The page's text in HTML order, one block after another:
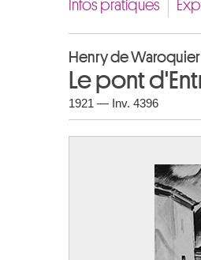
Infos pratiques
Henry de Waroquier
Le pont
1921 — Inv. 4396